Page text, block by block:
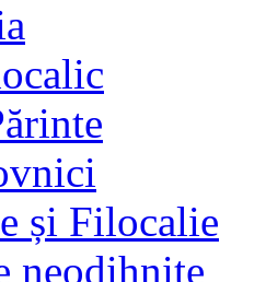
și Filocalie
neodihnite